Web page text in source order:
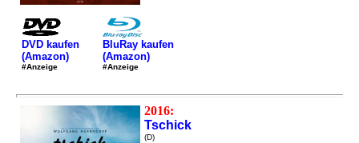
DVD kaufen
(Amazon)
#Anzeige
BluRay kaufen
(Amazon)
#Anzeige
2016:
Tschick
(D)